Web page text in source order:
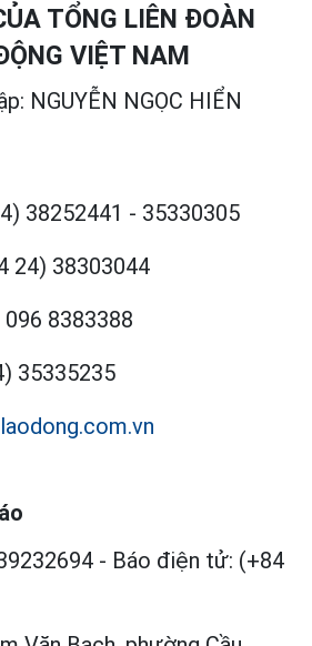
TỔNG LIÊN ĐOÀN
VIỆT NAM
NGUYỄN NGỌC HIỂN
38252441 - 35330305
24) 38303044
096 8383388
35335235
- Báo điện tử: (+84